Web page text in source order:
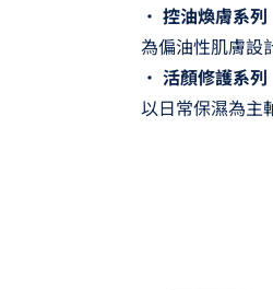
• 控油煥膚系列
為偏油性肌膚設
• 活顏修護系列
以日常保濕為主